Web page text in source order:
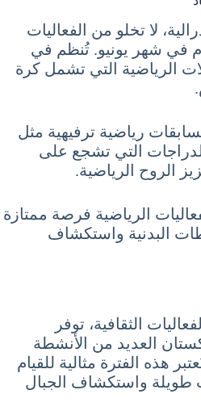
لا تخلو من الفعاليات
في شهر يونيو. تُنظم في
الرياضية التي تشمل كرة
رياضية ترفيهية مثل
التي تشجع على
الروح الرياضية.
الرياضية فرصة ممتازة
البدنية واستكشاف
الثقافية، توفر
العديد من الأنشطة
هذه الفترة مثالية للقيام
واستكشاف الجبال